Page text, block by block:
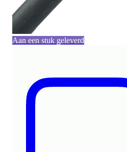
Aan een stuk geleverd